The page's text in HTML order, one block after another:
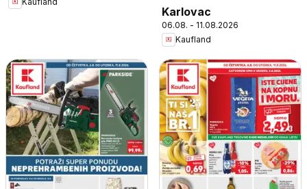
Karlovac
06.08. - 11.08.2026
Kaufland